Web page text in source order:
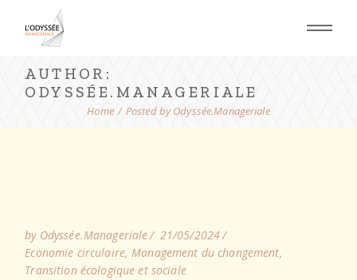
AUTHOR:
ODYSSÉE.MANAGERIALE
Home Posted by Odyssée.Manageriale
by Odyssée.Manageriale
21/05/2024
Economie circulaire Management du changement
Transition écologique et sociale